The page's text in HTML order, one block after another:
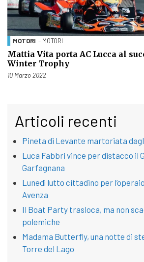
MOTORI - MOTORI
Mattia Vita porta AC Lucca al
Winter Trophy
Pubblicato il
10 Marzo 2022
Articoli recenti
Pineta di Levante martoriata
Luca Fabbri vince per distacco il
Garfagnana
Lunedì lutto cittadino per
Avenza
Il Boat Party trasloca, ma non
polemiche
Madama Butterfly, una notte di
Torre del Lago